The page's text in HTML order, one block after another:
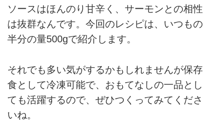
ソースはほんのり甘辛く、サーモンとの相性
は抜群なんです。今回のレシピは、いつもの
半分の量500gで紹介します。
それでも多い気がするかもしれませんが保存
食として冷凍可能で、おもてなしの一品とし
ても活躍するので、ぜひつくってみてくださ
いね。